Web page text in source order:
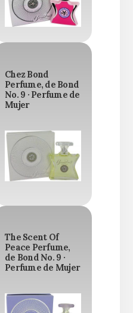
Chez Bond
Perfume, de Bond
No. 9 · Perfume de
Mujer
The Scent Of
Peace Perfume,
de Bond No. 9 ·
Perfume de Mujer